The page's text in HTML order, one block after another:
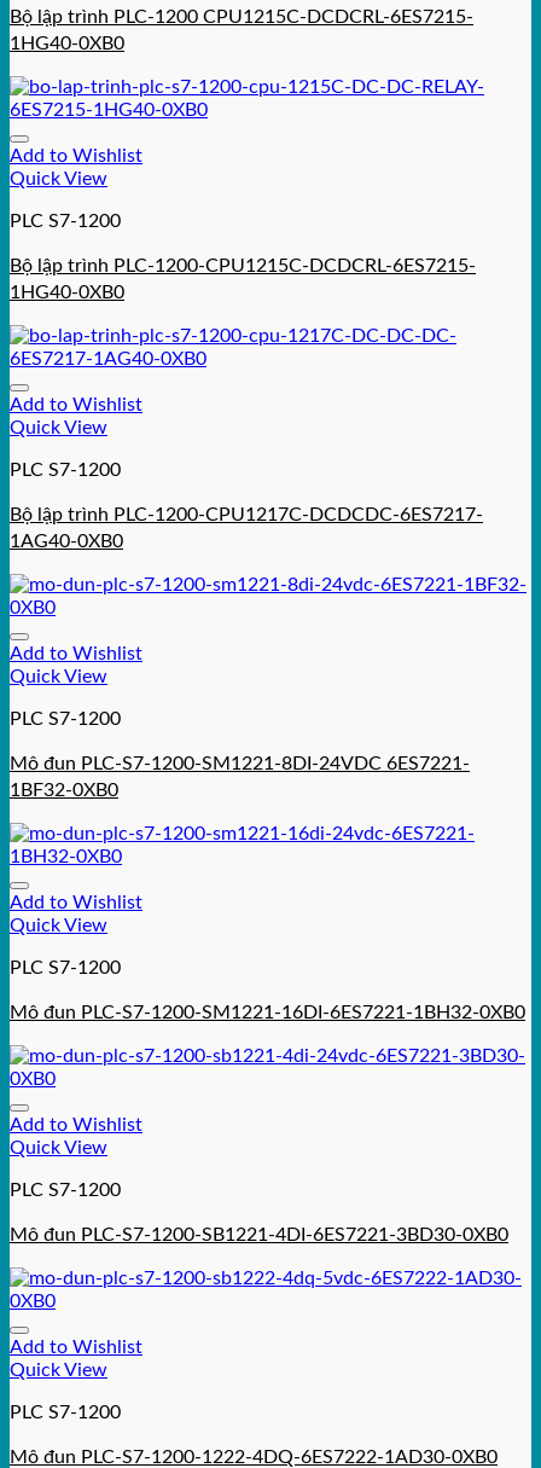
Bộ lập trình PLC-1200 CPU1215C-DCDCRL-6ES7215-
1HG40-0XB0
Add to Wishlist
Quick View
PLC S7-1200
Bộ lập trình PLC-1200-CPU1215C-DCDCRL-6ES7215-
1HG40-0XB0
Add to Wishlist
Quick View
PLC S7-1200
Bộ lập trình PLC-1200-CPU1217C-DCDCDC-6ES7217-
1AG40-0XB0
Add to Wishlist
Quick View
PLC S7-1200
Mô đun PLC-S7-1200-SM1221-8DI-24VDC 6ES7221-
1BF32-0XB0
Add to Wishlist
Quick View
PLC S7-1200
Mô đun PLC-S7-1200-SM1221-16DI-6ES7221-1BH32-0XB0
Add to Wishlist
Quick View
PLC S7-1200
Mô đun PLC-S7-1200-SB1221-4DI-6ES7221-3BD30-0XB0
Add to Wishlist
Quick View
PLC S7-1200
Mô đun PLC-S7-1200-1222-4DQ-6ES7222-1AD30-0XB0